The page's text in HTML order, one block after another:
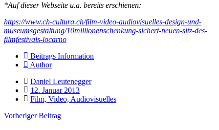
*Auf dieser Webseite u.a. bereits erschienen:
https://www.ch-cultura.ch/film-video-audiovisuelles-design-und-
museumsgestaltung/10millionenschenkung-sichert-neuen-sitz-des-
filmfestivals-locarno
Beitrags Information
Author
Daniel Leutenegger
12. Januar 2013
Film, Video, Audiovisuelles
Vorheriger Beitrag